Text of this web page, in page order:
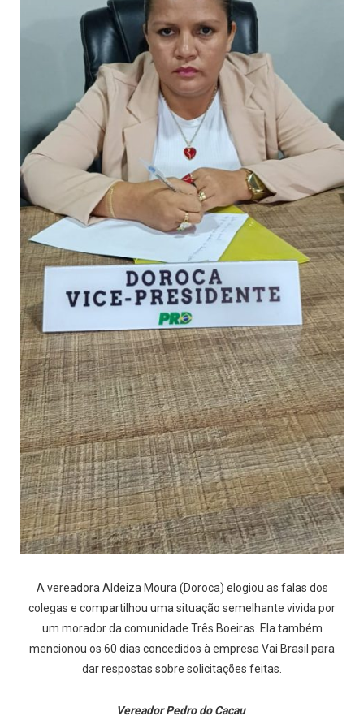
A vereadora Aldeiza Moura (Doroca) elogiou as falas dos
colegas e compartilhou uma situação semelhante vivida por
um morador da comunidade Três Boeiras. Ela também
mencionou os 60 dias concedidos à empresa Vai Brasil para
dar respostas sobre solicitações feitas.
Vereador Pedro do Cacau